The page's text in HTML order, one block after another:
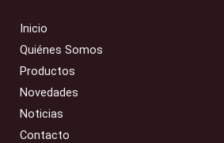
Inicio
Quiénes Somos
Productos
Novedades
Noticias
Contacto